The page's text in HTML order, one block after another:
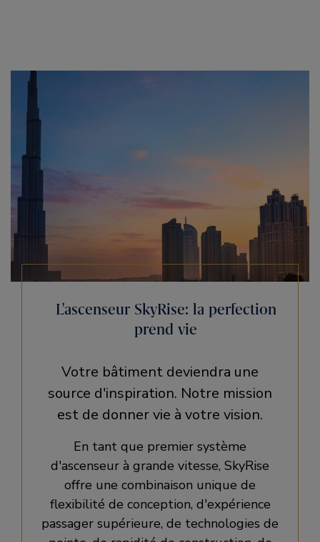
L'ascenseur SkyRise: la perfection
prend vie
Votre bâtiment deviendra une
source d'inspiration. Notre mission
est de donner vie à votre vision.
En tant que premier système
d'ascenseur à grande vitesse, SkyRise
offre une combinaison unique de
flexibilité de conception, d'expérience
passager supérieure, de technologies de